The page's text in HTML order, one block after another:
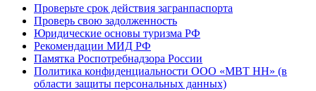
Проверьте срок действия загранпаспорта
Проверь свою задолженность
Юридические основы туризма РФ
Рекомендации МИД РФ
Памятка Роспотребнадзора России
Политика конфиденциальности ООО «МВТ НН» (в
области защиты персональных данных)